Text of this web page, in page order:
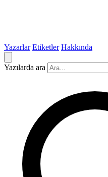
Yazarlar Etiketler Hakkında
Yazılarda ara